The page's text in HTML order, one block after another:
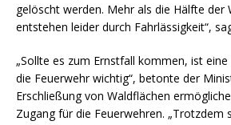
gelöscht werden. Mehr als die Hälfte der
entstehen leider durch Fahrlässigkeit“,
„Sollte es zum Ernstfall kommen, ist
die Feuerwehr wichtig“, betonte der
Erschließung von Waldflächen
Zugang für die Feuerwehren. „Trotzdem